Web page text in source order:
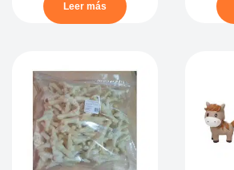
Leer más